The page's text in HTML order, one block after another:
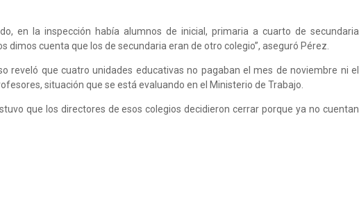
en la inspección había alumnos de inicial, primaria a cuarto de secundaria
dimos cuenta que los de secundaria eran de otro colegio”, aseguró Pérez.
reveló que cuatro unidades educativas no pagaban el mes de noviembre ni el
situación que se está evaluando en el Ministerio de Trabajo.
que los directores de esos colegios decidieron cerrar porque ya no cuentan